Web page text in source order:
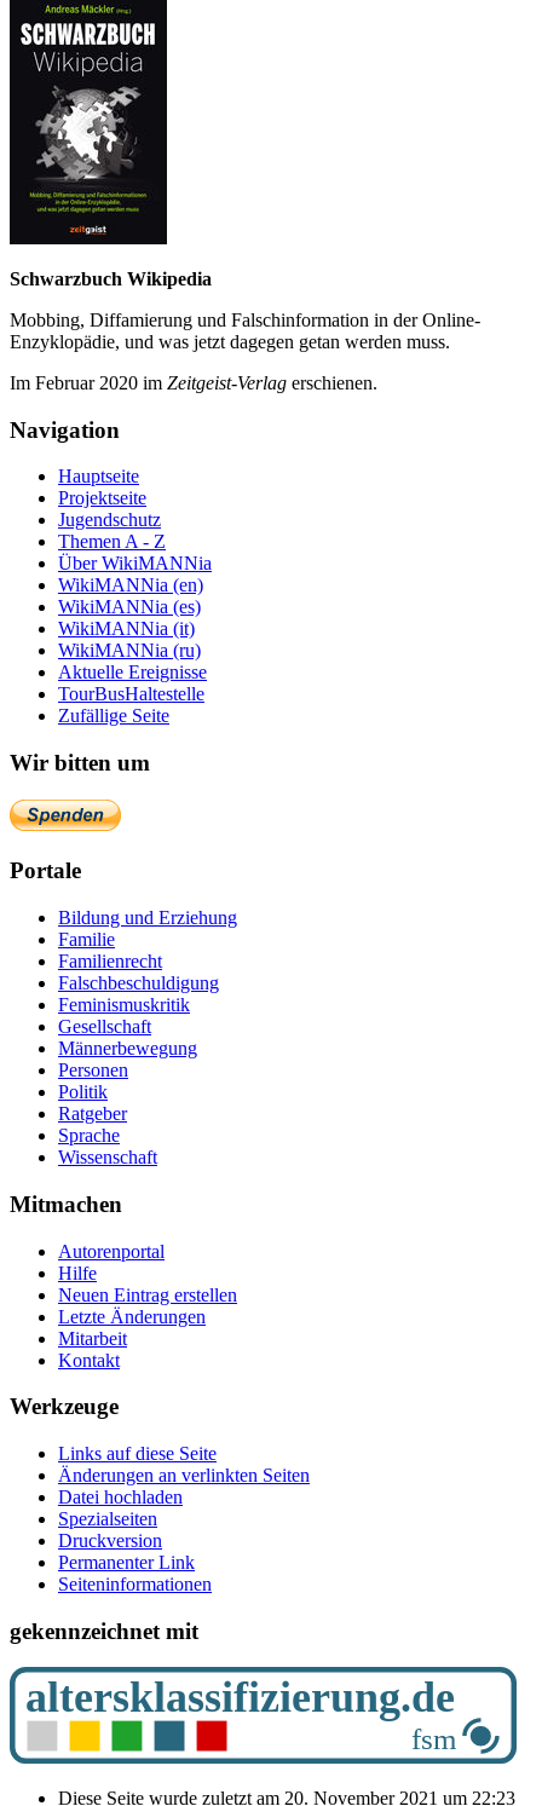
Schwarzbuch Wikipedia
Mobbing, Diffamierung und Falsch­information in der Online-
Enzyklo­pädie, und was jetzt da­gegen getan werden muss.
Im Februar 2020 im Zeit­geist-Verlag erschienen.
Navigation
Hauptseite
Projektseite
Jugendschutz
Themen A - Z
Über WikiMANNia
WikiMANNia (en)
WikiMANNia (es)
WikiMANNia (it)
WikiMANNia (ru)
Aktuelle Ereignisse
TourBusHaltestelle
Zufällige Seite
Wir bitten um
Portale
Bildung und Erziehung
Familie
Familienrecht
Falschbeschuldigung
Feminismuskritik
Gesellschaft
Männerbewegung
Personen
Politik
Ratgeber
Sprache
Wissenschaft
Mitmachen
Autorenportal
Hilfe
Neuen Eintrag erstellen
Letzte Änderungen
Mitarbeit
Kontakt
Werkzeuge
Links auf diese Seite
Änderungen an verlinkten Seiten
Datei hochladen
Spezialseiten
Druckversion
Permanenter Link
Seiten­­informationen
gekennzeichnet mit
Diese Seite wurde zuletzt am 20. November 2021 um 22:23